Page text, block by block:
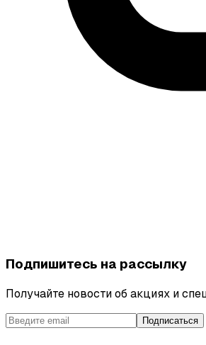
Подпишитесь на рассылку
Получайте новости об акциях и
Подписаться